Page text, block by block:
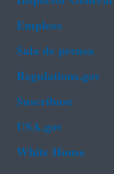
Empleos
Sala de prensa
Regulations.gov
Suscríbase
USA.gov
White House